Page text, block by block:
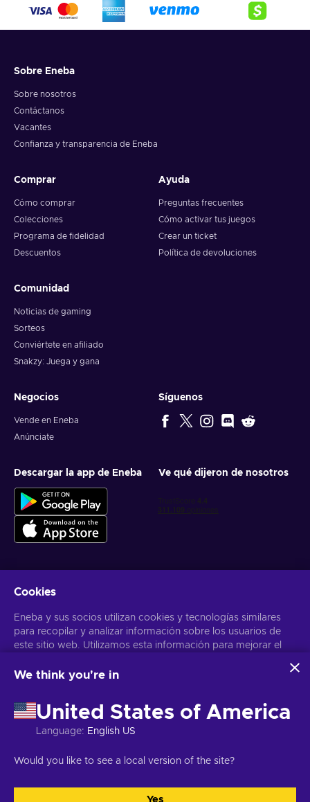
Sobre Eneba
Sobre nosotros
Contáctanos
Vacantes
Confianza y transparencia de Eneba
Comprar
Cómo comprar
Colecciones
Programa de fidelidad
Descuentos
Ayuda
Preguntas frecuentes
Cómo activar tus juegos
Crear un ticket
Política de devoluciones
Comunidad
Noticias de gaming
Sorteos
Conviértete en afiliado
Snakzy: Juega y gana
Negocios
Vende en Eneba
Anúnciate
Síguenos
Descargar la app de Eneba Ve qué dijeron de nosotros
Obtén ofertas personalizadas de videojuegos
Suscribirse
Puedes darte de baja en cualquier momento. Visita el apartadoAviso
Copyright © 2026 Eneba. Todos los derechos reservados.
Cookies
Eneba y sus socios utilizan cookies y tecnologías similares
para recopilar y analizar información sobre los usuarios de
este sitio web. Utilizamos esta información para mejorar el
personales también pueden emplearse para personalizar los
Al hacer clic en «Aceptar todo», das tu consentimiento para
que Eneba y sus socios utilicen estas tecnologías. Puedes
ajustar tu consentimiento haciendo clic en «Personalizar»
tus datos, consulta la Seguridad y Privacidad de Google
We think you're in
United States of America
Language: English US
Would you like to see a local version of the site?
Yes